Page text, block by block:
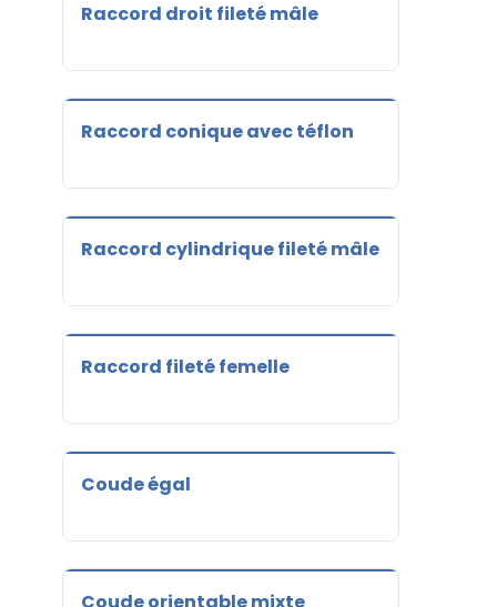
Raccord droit fileté mâle
Raccord conique avec téflon
Raccord cylindrique fileté mâle
Raccord fileté femelle
Coude égal
Coude orientable mixte